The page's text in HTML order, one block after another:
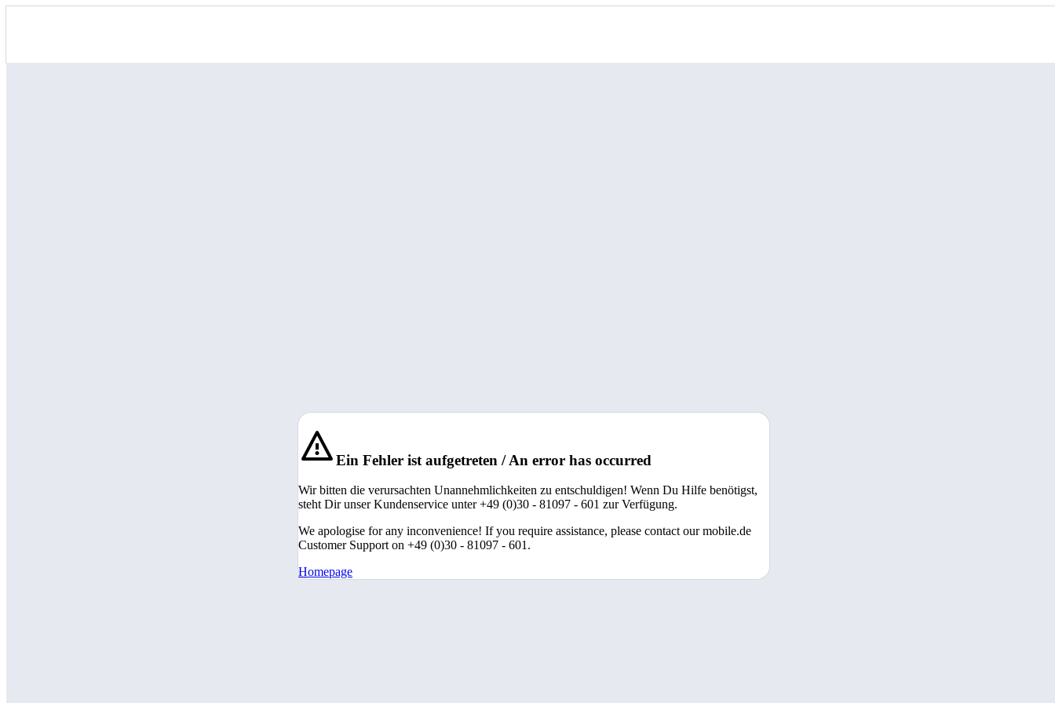
Ein Fehler ist aufgetreten / An error has occurred
Wir bitten die verursachten Unannehmlichkeiten zu entschuldigen! Wenn Du Hilfe benötigst,
steht Dir unser Kundenservice unter +49 (0)30 - 81097 - 601 zur Verfügung.
We apologise for any inconvenience! If you require assistance, please contact our mobile.de
Customer Support on +49 (0)30 - 81097 - 601.
Homepage